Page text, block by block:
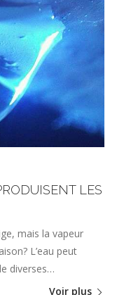
LES
mais la vapeur
L’eau peut
diverses…
Voir plus